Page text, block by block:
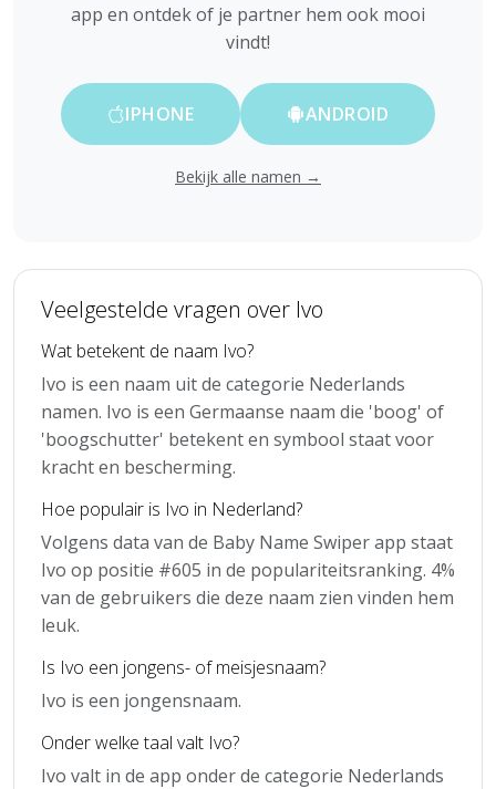
app en ontdek of je partner hem ook mooi
vindt!
IPHONE ANDROID
Bekijk alle namen →
Veelgestelde vragen over Ivo
Wat betekent de naam Ivo?
Ivo is een naam uit de categorie Nederlands
namen. Ivo is een Germaanse naam die 'boog' of
'boogschutter' betekent en symbool staat voor
kracht en bescherming.
Hoe populair is Ivo in Nederland?
Volgens data van de Baby Name Swiper app staat
Ivo op positie #605 in de populariteitsranking. 4%
van de gebruikers die deze naam zien vinden hem
leuk.
Is Ivo een jongens- of meisjesnaam?
Ivo is een jongensnaam.
Onder welke taal valt Ivo?
Ivo valt in de app onder de categorie Nederlands